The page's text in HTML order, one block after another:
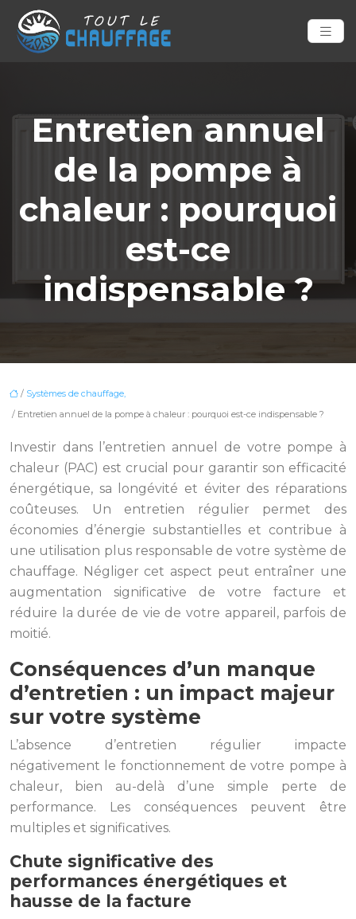
Entretien annuel
de la pompe à
chaleur : pourquoi
est-ce
indispensable ?
/ Systèmes de chauffage,
/ Entretien annuel de la pompe à chaleur : pourquoi est-ce indispensable ?
Investir dans l’entretien annuel de votre pompe à
chaleur (PAC) est crucial pour garantir son efficacité
énergétique, sa longévité et éviter des réparations
coûteuses. Un entretien régulier permet des
économies d’énergie substantielles et contribue à
une utilisation plus responsable de votre système de
chauffage. Négliger cet aspect peut entraîner une
augmentation significative de votre facture et
réduire la durée de vie de votre appareil, parfois de
moitié.
Conséquences d’un manque
d’entretien : un impact majeur
sur votre système
L’absence d’entretien régulier impacte
négativement le fonctionnement de votre pompe à
chaleur, bien au-delà d’une simple perte de
performance. Les conséquences peuvent être
multiples et significatives.
Chute significative des
performances énergétiques et
hausse de la facture